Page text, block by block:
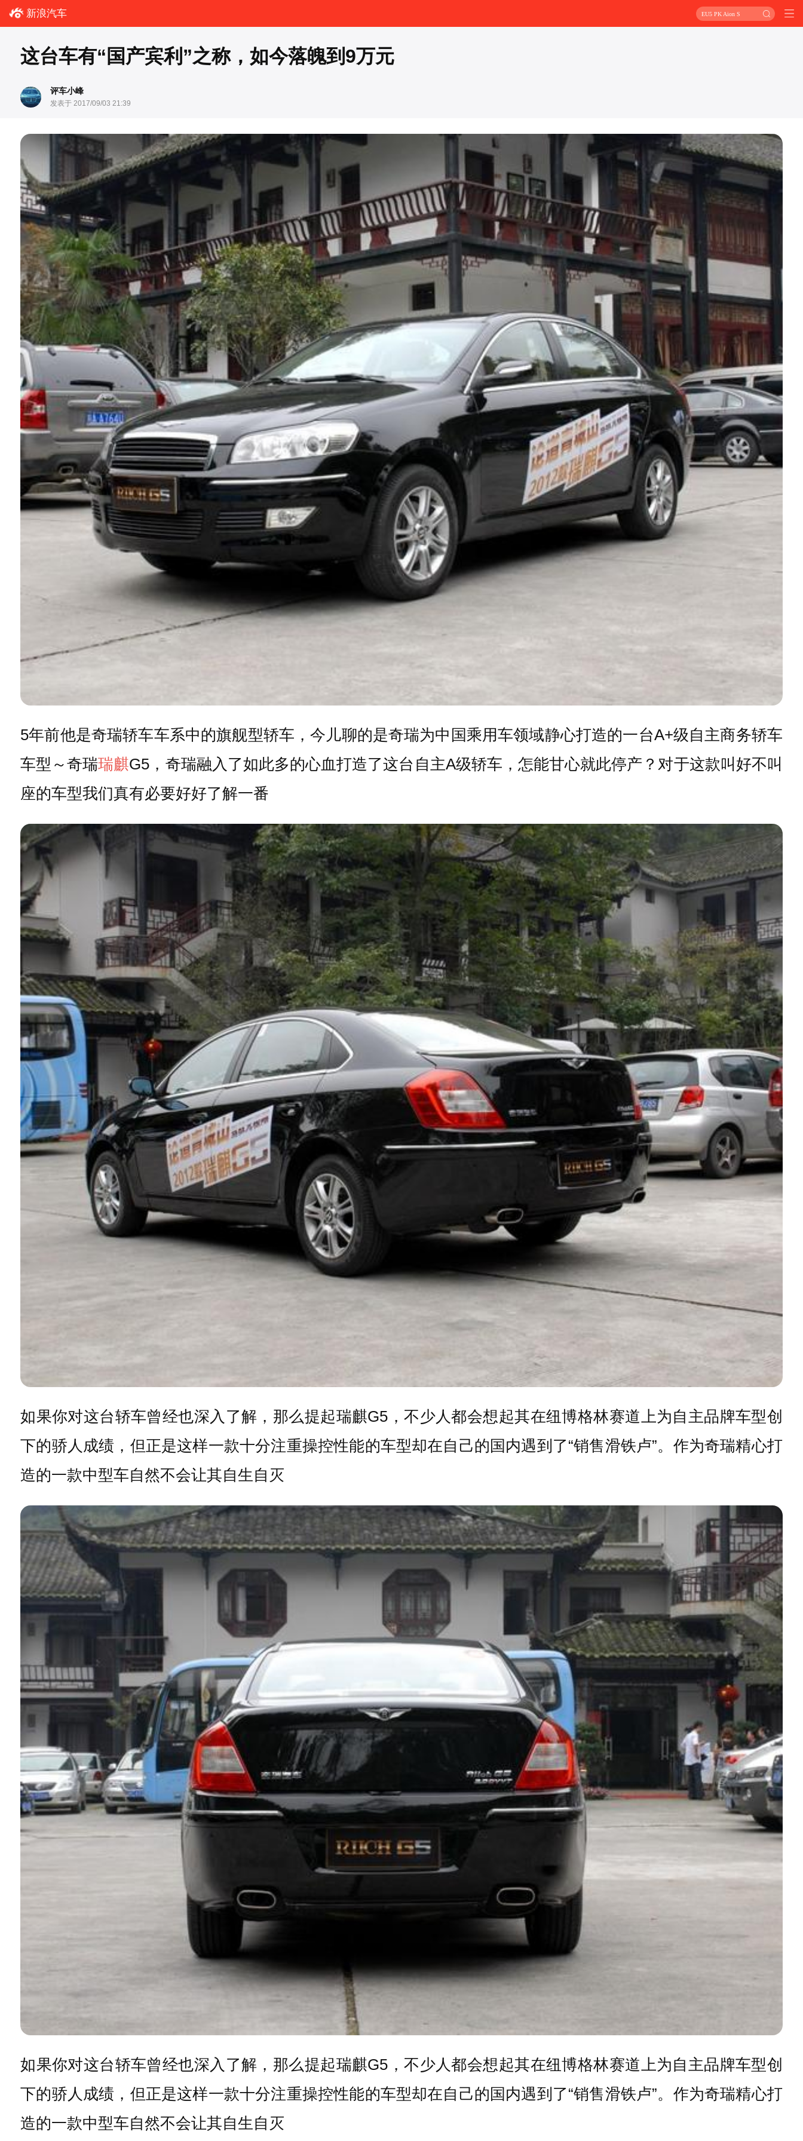
新浪汽车 EU5 PK Aion S
这台车有“国产宾利”之称，如今落魄到9万元
评车小峰
发表于 2017/09/03 21:39
5年前他是奇瑞轿车车系中的旗舰型轿车，今儿聊的是奇瑞为中国乘用车领域静心打造的一台A+级自主商务轿车
车型～奇瑞瑞麒G5，奇瑞融入了如此多的心血打造了这台自主A级轿车，怎能甘心就此停产？对于这款叫好不叫
座的车型我们真有必要好好了解一番
如果你对这台轿车曾经也深入了解，那么提起瑞麒G5，不少人都会想起其在纽博格林赛道上为自主品牌车型创
下的骄人成绩，但正是这样一款十分注重操控性能的车型却在自己的国内遇到了“销售滑铁卢”。作为奇瑞精心打
造的一款中型车自然不会让其自生自灭
如果你对这台轿车曾经也深入了解，那么提起瑞麒G5，不少人都会想起其在纽博格林赛道上为自主品牌车型创
下的骄人成绩，但正是这样一款十分注重操控性能的车型却在自己的国内遇到了“销售滑铁卢”。作为奇瑞精心打
造的一款中型车自然不会让其自生自灭